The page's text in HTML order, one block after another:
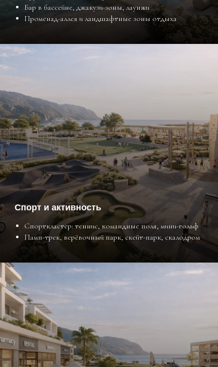
Бар в бассейне, джакузи-зоны, лаунжи
Променад-аллея и ландшафтные зоны отдыха
Спорт и активность
Спорткластер: теннис, командные поля, мини-гольф
Памп-трек, верёвочный парк, скейт-парк, скалодром
Подберем подходящее решение в
Ответим лично на все вопросы, поможем
определиться во всем разнообразии
предложений